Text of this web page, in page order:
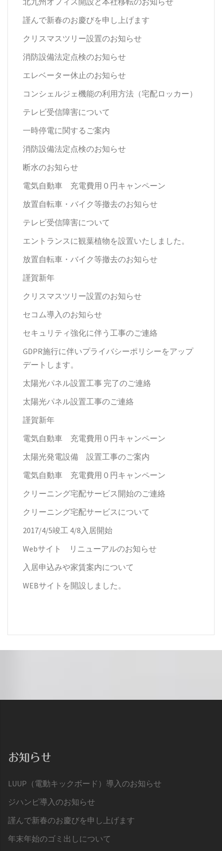
謹んで新春のお慶びを申し上げます
クリスマスツリー設置のお知らせ
消防設備法定点検のお知らせ
エレベーター休止のお知らせ
コンシェルジェ機能の利用方法（宅配ロッカー）
テレビ受信障害について
一時停電に関するご案内
消防設備法定点検のお知らせ
断水のお知らせ
電気自動車 充電費用０円キャンペーン
放置自転車・バイク等撤去のお知らせ
テレビ受信障害について
エントランスに観葉植物を設置いたしました。
放置自転車・バイク等撤去のお知らせ
謹賀新年
クリスマスツリー設置のお知らせ
セコム導入のお知らせ
セキュリティ強化に伴う工事のご連絡
GDPR施行に伴いプライバシーポリシーをアップ
デートします。
太陽光パネル設置工事 完了のご連絡
太陽光パネル設置工事のご連絡
謹賀新年
電気自動車 充電費用０円キャンペーン
太陽光発電設備 設置工事のご案内
電気自動車 充電費用０円キャンペーン
クリーニング宅配サービス開始のご連絡
クリーニング宅配サービスについて
2017/4/5竣工 4/8入居開始
Webサイト リニューアルのお知らせ
入居申込みや家賃案内について
WEBサイトを開設しました。
お知らせ
LUUP（電動キックボード）導入のお知らせ
ジハンピ導入のお知らせ
謹んで新春のお慶びを申し上げます
年末年始のゴミ出しについて